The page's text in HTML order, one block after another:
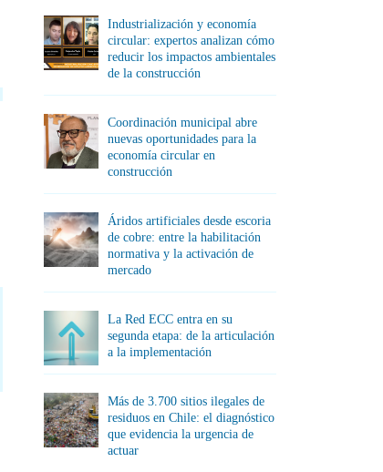
Industrialización y economía
circular: expertos analizan cómo
reducir los impactos ambientales
de la construcción
Coordinación municipal abre
nuevas oportunidades para la
economía circular en
construcción
Áridos artificiales desde escoria
de cobre: entre la habilitación
normativa y la activación de
mercado
La Red ECC entra en su
segunda etapa: de la articulación
a la implementación
Más de 3.700 sitios ilegales de
residuos en Chile: el diagnóstico
que evidencia la urgencia de
actuar